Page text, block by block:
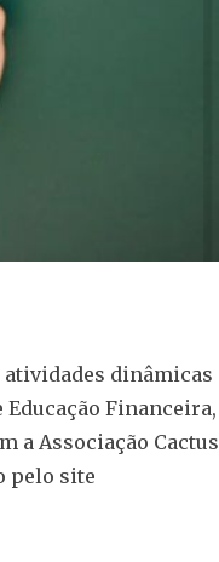
dinâmicas
Financeira,
a Associação Cactus
pelo site